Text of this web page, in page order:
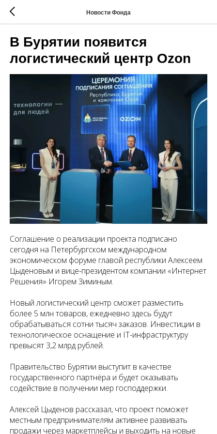
Новости Фонда
В Бурятии появится
логистический центр Ozon
Соглашение о реализации проекта подписано
сегодня на Петербургском международном
экономическом форуме главой республики Алексеем
Цыденовым и вице-президентом компании «Интернет
Решения» Игорем Зиминым.
Новый логистический центр сможет разместить
более 5 млн товаров, ежедневно здесь будут
обрабатываться сотни тысяч заказов. Инвестиции в
технологическое оснащение и IT-инфраструктуру
превысят 3,2 млрд рублей.
Правительство Бурятии выступит в качестве
государственного партнёра и будет оказывать
содействие в получении мер господдержки.
Алексей Цыденов рассказал, что проект поможет
местным предпринимателям активнее развивать
продажи через маркетплейсы и выходить на новые